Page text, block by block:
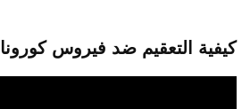
كيفية التعقيم ضد فيروس كورونا